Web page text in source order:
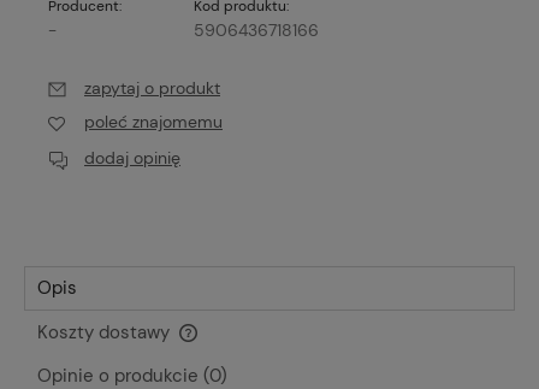
Producent:
-
Kod produktu:
5906436718166
zapytaj o produkt
poleć znajomemu
dodaj opinię
Opis
Koszty dostawy
Cena nie zawiera ewentualnych kosztów płatności
Opinie o produkcie (0)